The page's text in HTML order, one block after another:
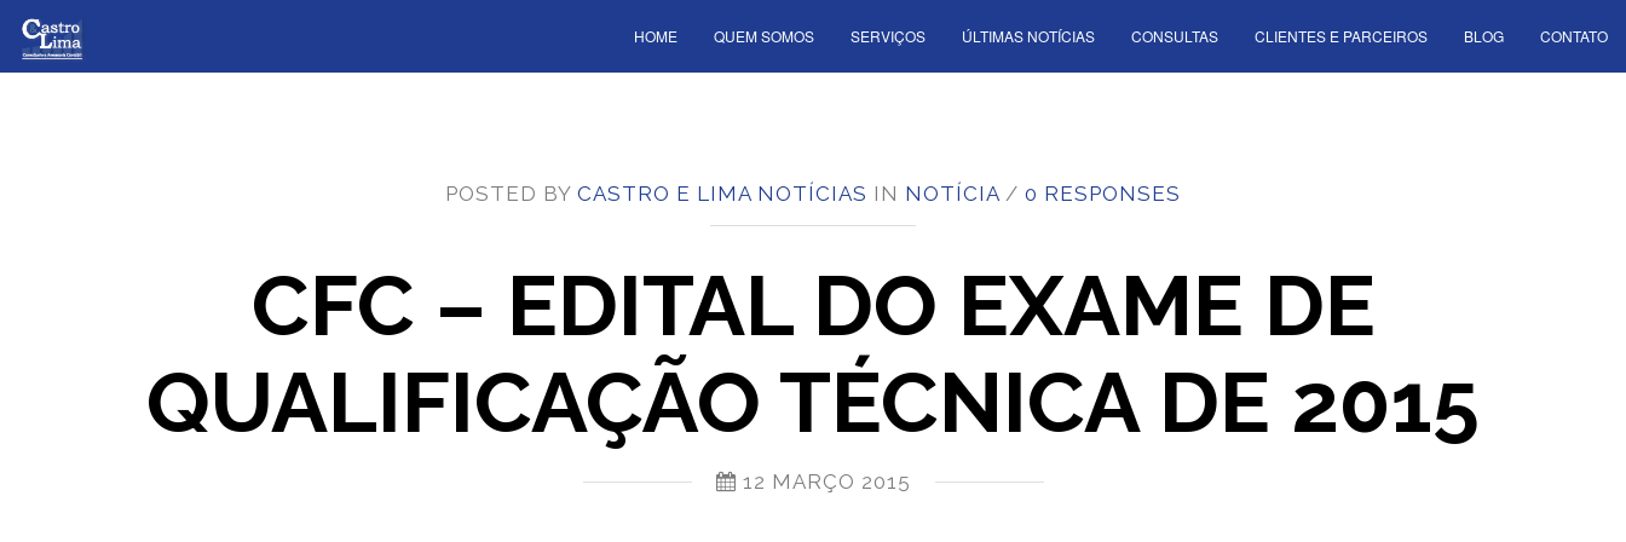
HOME QUEM SOMOS SERVIÇOS ÚLTIMAS NOTÍCIAS CONSULTAS CLIENTES E PARCEIROS BLOG CONTATO
POSTED BY CASTRO E LIMA NOTÍCIAS IN NOTÍCIA / 0 RESPONSES
CFC – EDITAL DO EXAME DE
QUALIFICAÇÃO TÉCNICA DE 2015
12 MARÇO 2015